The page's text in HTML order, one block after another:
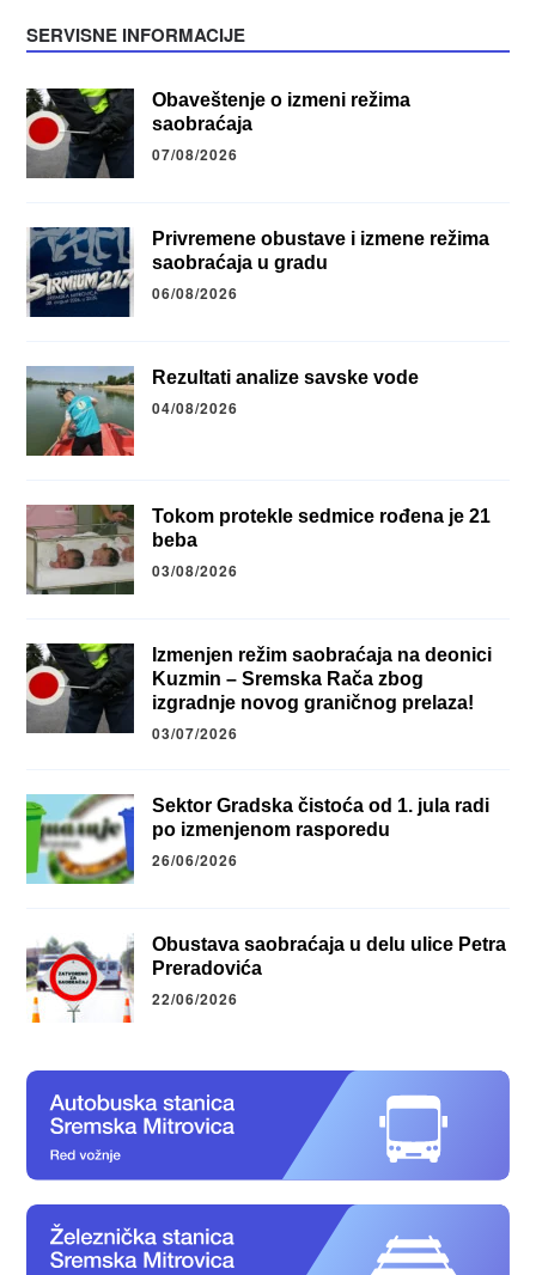
SERVISNE INFORMACIJE
Obaveštenje o izmeni režima
saobraćaja
07/08/2026
Privremene obustave i izmene režima
saobraćaja u gradu
06/08/2026
Rezultati analize savske vode
04/08/2026
Tokom protekle sedmice rođena je 21
beba
03/08/2026
Izmenjen režim saobraćaja na deonici
Kuzmin – Sremska Rača zbog
izgradnje novog graničnog prelaza!
03/07/2026
Sektor Gradska čistoća od 1. jula radi
po izmenjenom rasporedu
26/06/2026
Obustava saobraćaja u delu ulice Petra
Preradovića
22/06/2026